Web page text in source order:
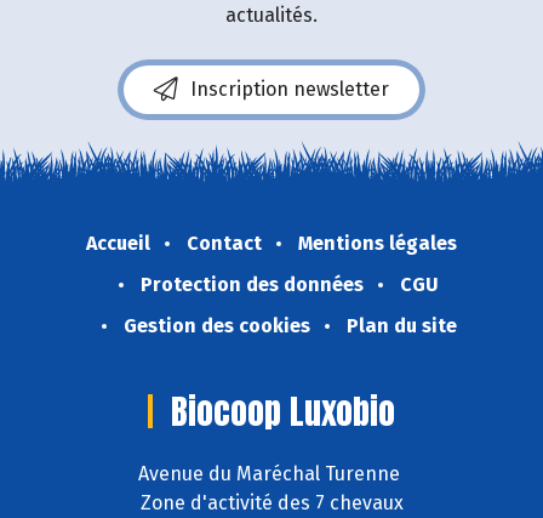
actualités.
Inscription newsletter
Accueil Contact
Mentions légales
Protection des données
CGU
Gestion des cookies
Plan du site
Biocoop Luxobio
Avenue du Maréchal Turenne
Zone d'activité des 7 chevaux